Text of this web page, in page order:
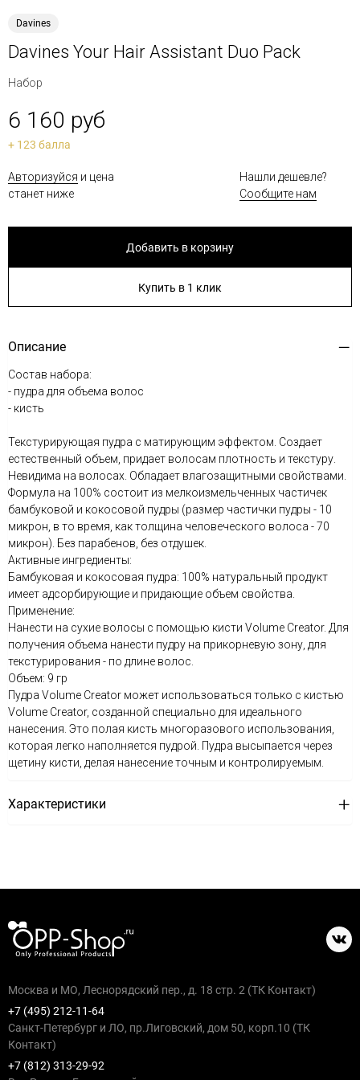
Davines
Davines Your Hair Assistant Duo Pack
Набор
6 160 руб
+ 123 балла
Авторизуйся и цена
станет ниже
Нашли дешевле?
Сообщите нам
Добавить в корзину
Купить в 1 клик
Описание
Состав набора:
- пудра для объема волос
- кисть
Текстурирующая пудра с матирующим эффектом. Создает
естественный объем, придает волосам плотность и текстуру.
Невидима на волосах. Обладает влагозащитными свойствами.
Формула на 100% состоит из мелкоизмельченных частичек
бамбуковой и кокосовой пудры (размер частички пудры - 10
микрон, в то время, как толщина человеческого волоса - 70
микрон). Без парабенов, без отдушек.
Активные ингредиенты:
Бамбуковая и кокосовая пудра: 100% натуральный продукт
имеет адсорбирующие и придающие объем свойства.
Применение:
Нанести на сухие волосы с помощью кисти Volume Creator. Для
получения объема нанести пудру на прикорневую зону, для
текстурирования - по длине волос.
Объем: 9 гр
Пудра Volume Creator может использоваться только с кистью
Volume Creator, созданной специально для идеального
нанесения. Это полая кисть многоразового использования,
которая легко наполняется пудрой. Пудра высыпается через
щетину кисти, делая нанесение точным и контролируемым.
Характеристики
Москва и МО, Леснорядский пер., д. 18 стр. 2 (ТК Контакт)
+7 (495) 212-11-64
Санкт-Петербург и ЛО, пр.Лиговский, дом 50, корп.10 (ТК
Контакт)
+7 (812) 313-29-92